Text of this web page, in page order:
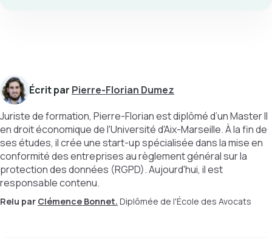
Écrit par Pierre-Florian Dumez
Juriste de formation, Pierre-Florian est diplômé d’un Master II
en droit économique de l'Université d'Aix-Marseille. À la fin de
ses études, il crée une start-up spécialisée dans la mise en
conformité des entreprises au règlement général sur la
protection des données (RGPD). Aujourd'hui, il est
responsable contenu.
Relu par Clémence Bonnet. Diplômée de l'École des Avocats